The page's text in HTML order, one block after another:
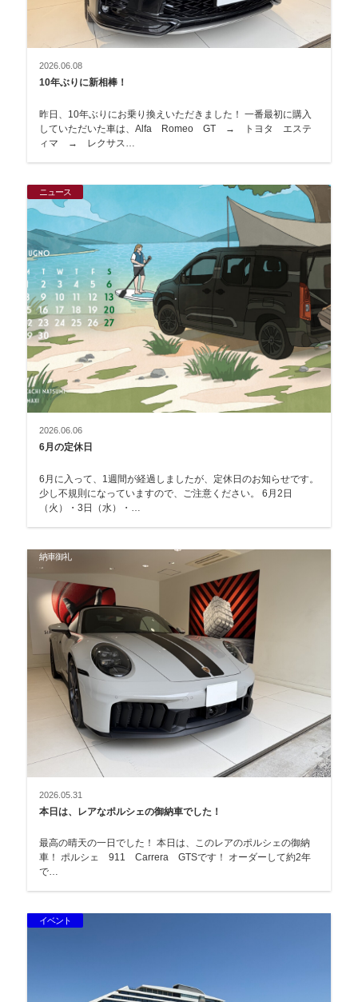
2026.06.08
10年ぶりに新相棒！
昨日、10年ぶりにお乗り換えいただきました！ 一番最初に購入
していただいた車は、Alfa Romeo GT → トヨタ エステ
ィマ → レクサス…
ニュース
2026.06.06
6月の定休日
6月に入って、1週間が経過しましたが、定休日のお知らせです。
少し不規則になっていますので、ご注意ください。 6月2日
（火）・3日（水）・…
納車御礼
2026.05.31
本日は、レアなポルシェの御納車でした！
最高の晴天の一日でした！ 本日は、このレアのポルシェの御納
車！ ポルシェ 911 Carrera GTSです！ オーダーして約2年
で…
イベント